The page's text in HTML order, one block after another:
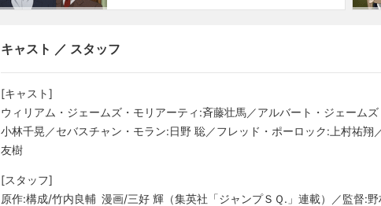
キャスト ／ スタッフ
[キャスト]
ウィリアム・ジェームズ・モリアーティ:斉藤壮馬／アルバート・ジェーム
小林千晃／セバスチャン・モラン:日野 聡／フレッド・ポーロック:上村祐
友樹
[スタッフ]
原作:構成/竹内良輔 漫画/三好 輝（集英社「ジャンプＳＱ.」連載）／監督: